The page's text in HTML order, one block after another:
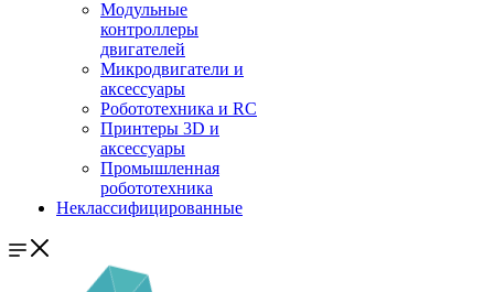
Модульные
контроллеры
двигателей
Микродвигатели и
аксессуары
Робототехника и RC
Принтеры 3D и
аксессуары
Промышленная
робототехника
Неклассифицированные